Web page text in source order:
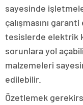
sayesinde
çalışmasını
tesislerde elektrik
sorunlara yol
malzemeleri
edilebilir.
Özetlemek